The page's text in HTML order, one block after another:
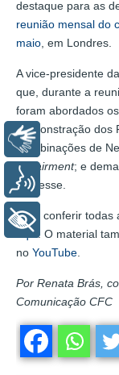
destaque para as
reunião mensal do
maio, em Londres.
A vice-presidente
que, durante a
foram abordados
Demonstração dos
Combinações de
Impairment; e
interesse.
Para conferir todas
aqui . O material
no YouTube.
Por Renata Brás,
Comunicação CFC
Libras
+